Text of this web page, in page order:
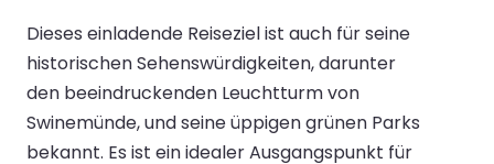
Dieses einladende Reiseziel ist auch für seine
historischen Sehenswürdigkeiten, darunter
den beeindruckenden Leuchtturm von
Swinemünde, und seine üppigen grünen Parks
bekannt. Es ist ein idealer Ausgangspunkt für